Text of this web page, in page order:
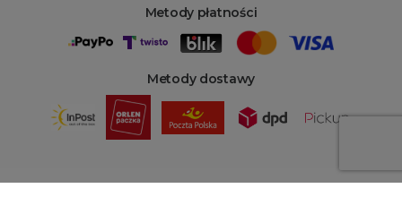
Metody płatności
Metody dostawy